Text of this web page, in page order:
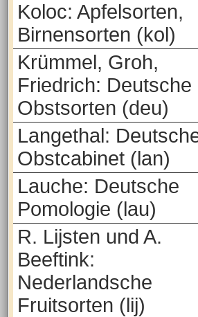
Koloc: Apfelsorten,
Birnensorten (kol)
Krümmel, Groh,
Friedrich: Deutsche
Obstsorten (deu)
Langethal:
Obstcabinet (lan)
Lauche: Deutsche
Pomologie (lau)
R. Lijsten und A.
Beeftink:
Nederlandsche
Fruitsorten (lij)